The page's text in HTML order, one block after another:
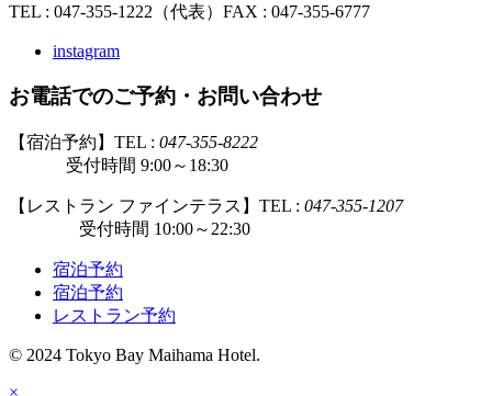
TEL : 047-355-1222（代表） FAX : 047-355-6777
instagram
お電話でのご予約・お問い合わせ
【宿泊予約】TEL : 047-355-8222
受付時間 9:00～18:30
【レストラン ファインテラス】TEL : 047-355-1207
受付時間 10:00～22:30
宿泊予約
宿泊予約
レストラン予約
© 2024 Tokyo Bay Maihama Hotel.
×